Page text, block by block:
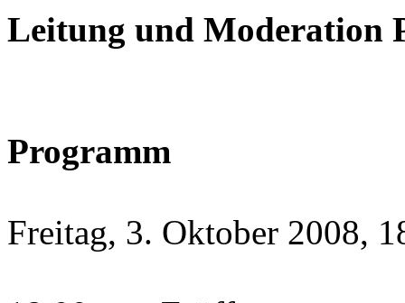
Leitung und Moderation
Programm
Freitag, 3. Oktober 2008,